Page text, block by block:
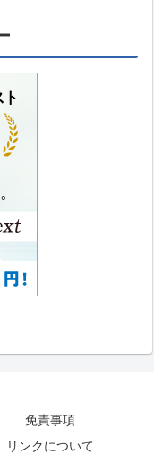
免責事項
リンクについて